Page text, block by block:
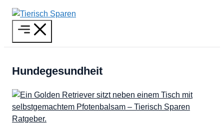
Zum
Inhalt
springen
Hundegesundheit